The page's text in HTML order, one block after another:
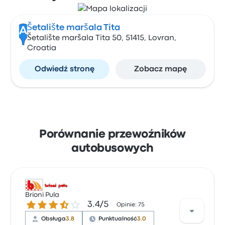
AŠetalište maršala Tita
Šetalište maršala Tita 50, 51415, Lovran,
Croatia
Odwiedź stronę Zobacz mapę
Porównanie przewoźników
autobusowych
Brioni Pula
3.4 gwiazdek w skali do 5
3.4/5 Opinie: 75
Obsługa3.8 Punktualność3.0